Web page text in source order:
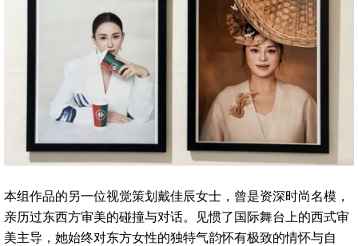
本组作品的另一位视觉策划戴佳辰女士，曾是资深时尚名模，
亲历过东西方审美的碰撞与对话。见惯了国际舞台上的西式审
美主导，她始终对东方女性的独特气韵怀有极致的情怀与自